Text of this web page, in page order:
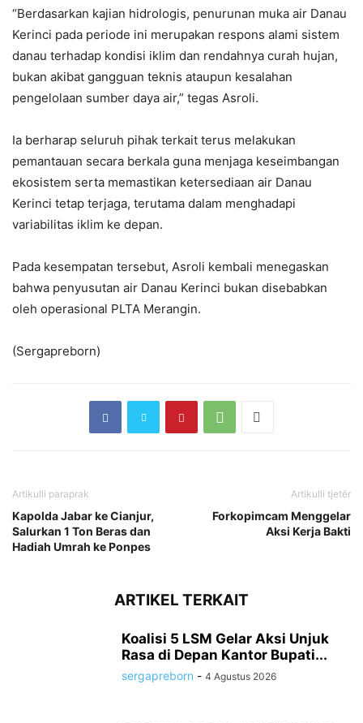
“Berdasarkan kajian hidrologis, penurunan muka air Danau
Kerinci pada periode ini merupakan respons alami sistem
danau terhadap kondisi iklim dan rendahnya curah hujan,
bukan akibat gangguan teknis ataupun kesalahan
pengelolaan sumber daya air,” tegas Asroli.
Ia berharap seluruh pihak terkait terus melakukan
pemantauan secara berkala guna menjaga keseimbangan
ekosistem serta memastikan ketersediaan air Danau
Kerinci tetap terjaga, terutama dalam menghadapi
variabilitas iklim ke depan.
Pada kesempatan tersebut, Asroli kembali menegaskan
bahwa penyusutan air Danau Kerinci bukan disebabkan
oleh operasional PLTA Merangin.
(Sergapreborn)
Artikulli paraprak
Kapolda Jabar ke Cianjur,
Salurkan 1 Ton Beras dan
Hadiah Umrah ke Ponpes
Artikulli tjetër
Forkopimcam Menggelar
Aksi Kerja Bakti
ARTIKEL TERKAIT
Koalisi 5 LSM Gelar Aksi Unjuk
Rasa di Depan Kantor Bupati...
sergapreborn - 4 Agustus 2026